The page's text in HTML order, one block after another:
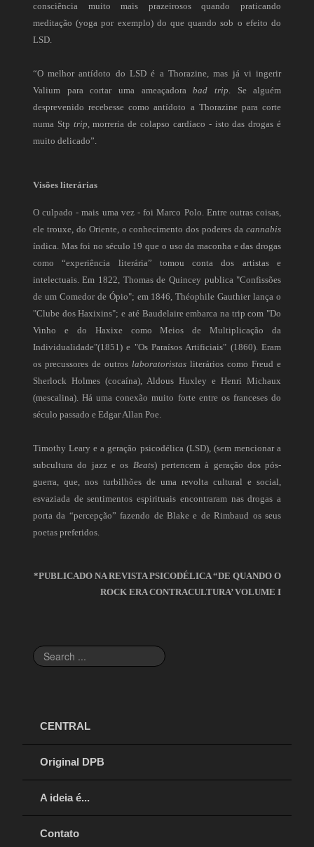
consciência muito mais prazeirosos quando praticando
meditação (yoga por exemplo) do que quando sob o efeito do
LSD.
“O melhor antídoto do LSD é a Thorazine, mas já vi ingerir
Valium para cortar uma ameaçadorabad trip. Se alguém
desprevenido recebesse como antídoto a Thorazine para corte
numa Stp trip, morreria de colapso cardíaco - isto das drogas é
muito delicado”.
Visões literárias
O culpado - mais uma vez - foi Marco Polo. Entre outras coisas,
ele trouxe, do Oriente, o conhecimento dos poderes dacannabis
índica. Mas foi no século 19 que o uso da maconha e das drogas
como “experiência literária” tomou conta dos artistas e
intelectuais. Em 1822, Thomas de Quincey publica "Confissões
de um Comedor de Ópio"; em 1846, Théophile Gauthier lança o
"Clube dos Haxixins"; e até Baudelaire embarca na trip com "Do
Vinho e do Haxixe como Meios de Multiplicação da
Individualidade"(1851) e "Os Paraísos Artificiais" (1860). Eram
os precussores de outros laboratoristas literários como Freud e
Sherlock Holmes (cocaína), Aldous Huxley e Henri Michaux
(mescalina). Há uma conexão muito forte entre os franceses do
século passado e Edgar Allan Poe.
Timothy Leary e a geração psicodélica (LSD), (sem mencionar a
subcultura do jazz e os Beats) pertencem à geração dos pós-
guerra, que, nos turbilhões de uma revolta cultural e social,
esvaziada de sentimentos espirituais encontraram nas drogas a
porta da “percepção” fazendo de Blake e de Rimbaud os seus
poetas preferidos.
*PUBLICADO NA REVISTA PSICODÉLICA “DE QUANDO O
ROCK ERA CONTRACULTURA’ VOLUME I
Search
...
CENTRAL
Original DPB
A ideia é...
Contato